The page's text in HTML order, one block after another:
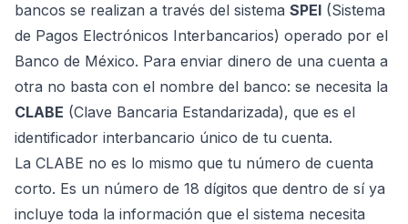
bancos se realizan a través del sistema SPEI (Sistema
de Pagos Electrónicos Interbancarios) operado por el
Banco de México. Para enviar dinero de una cuenta a
otra no basta con el nombre del banco: se necesita la
CLABE (Clave Bancaria Estandarizada), que es el
identificador interbancario único de tu cuenta.
La CLABE no es lo mismo que tu número de cuenta
corto. Es un número de 18 dígitos que dentro de sí ya
incluye toda la información que el sistema necesita